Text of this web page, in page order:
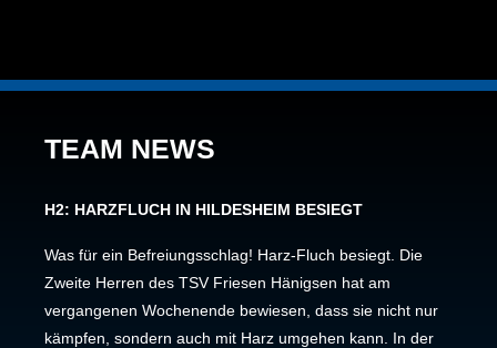
TEAM NEWS
H2: HARZFLUCH IN HILDESHEIM BESIEGT
Was für ein Befreiungsschlag! Harz-Fluch besiegt. Die
Zweite Herren des TSV Friesen Hänigsen hat am
vergangenen Wochenende bewiesen, dass sie nicht nur
kämpfen, sondern auch mit Harz umgehen kann. In der